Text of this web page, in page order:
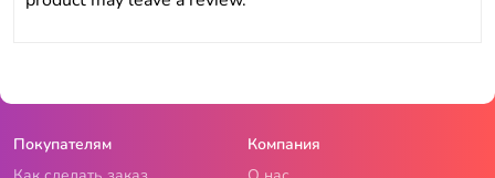
Покупателям
Компания